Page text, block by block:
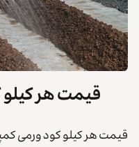
قیمت هر
قیمت هر کیلو کود ورمی